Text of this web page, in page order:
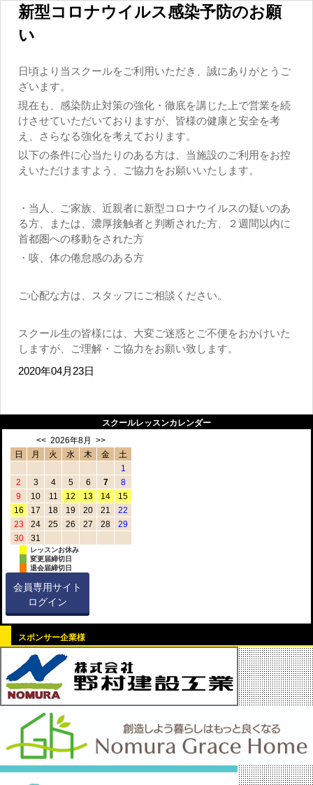
新型コロナウイルス感染予防のお願
い
日頃より当スクールをご利用いただき、誠にありがとうご
ざいます。
現在も、感染防止対策の強化・徹底を講じた上で営業を続
けさせていただいておりますが、皆様の健康と安全を考
え、さらなる強化を考えております。
以下の条件に心当たりのある方は、当施設のご利用をお控
えいただけますよう、ご協力をお願いいたします。
・当人、ご家族、近親者に新型コロナウイルスの疑いのあ
る方、または、濃厚接触者と判断された方、２週間以内に
首都圏への移動をされた方
・咳、体の倦怠感のある方
ご心配な方は、スタッフにご相談ください。
スクール生の皆様には、大変ご迷惑とご不便をおかけいた
しますが、ご理解・ご協力をお願い致します。
2020年04月23日
スクールレッスンカレンダー
<< 2026年8月 >>
日
月 火 水 木 金
土
1
2
3 4 5 6 7
8
9
10 11 12 13 14
15
16
17 18 19 20 21
22
23
24 25 26 27 28
29
30
31
レッスンお休み
変更届締切日
退会届締切日
会員専用サイト
ログイン
スポンサー企業様